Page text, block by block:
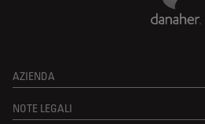
AZIENDA
NOTE LEGALI